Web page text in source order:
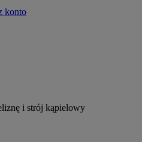
konto
i strój kąpielowy